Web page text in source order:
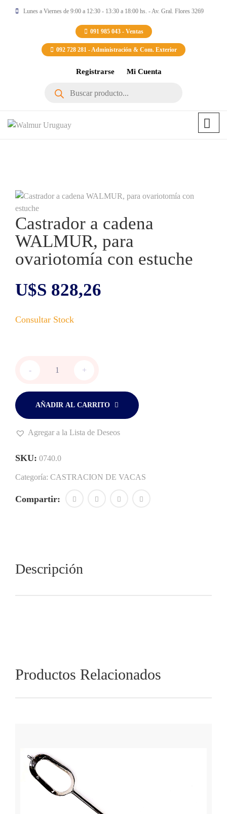
Lunes a Viernes de 9:00 a 12:30 - 13:30 a 18:00 hs. - Av. Gral. Flores 3269
091 985 043 - Ventas
092 728 281 - Administración & Com. Exterior
Registrarse Mi Cuenta
Castrador a cadena
WALMUR, para
ovariotomía con estuche
U$S 828,26
WALMUR,
para
ovariotomía
estuche
- +
AÑADIR AL CARRITO
Agregar a la Lista de Deseos
SKU: 0740.0
Categoría: CASTRACION DE VACAS
Compartir:
Descripción
Productos Relacionados